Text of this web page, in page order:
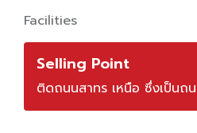
Facilities
Selling Point
ติดถนนสาทร เหนือ ซึ่งเป็นถ